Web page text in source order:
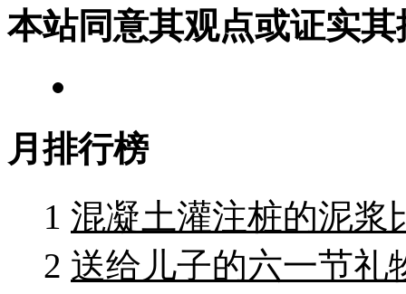
本站同意其观点或证实其
月排行榜
1 混凝土灌注桩的泥浆
2 送给儿子的六一节礼